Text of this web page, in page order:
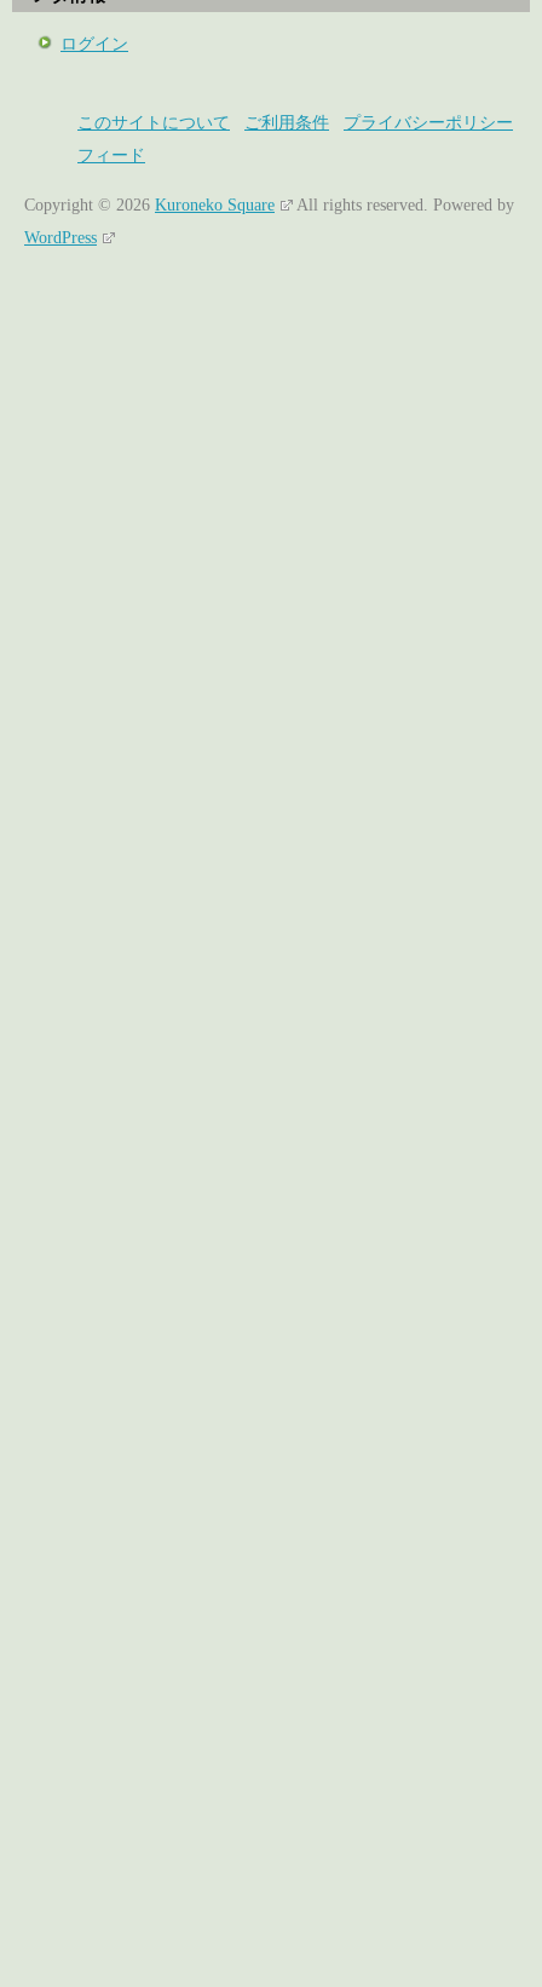
ログイン
このサイトについて ご利用条件
プライバシーポリシー
フィード
Copyright © 2026 Kuroneko Square All rights reserved. Powered by
WordPress